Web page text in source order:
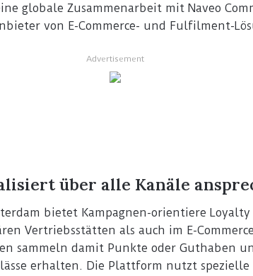
globale Zusammenarbeit mit Naveo
von E-Commerce- und Fulfilment-
Advertisement
über alle Kanäle
bietet Kampagnen-orientiere Loyalty
Vertriebsstätten als auch im E-
sammeln damit Punkte oder Guthaben
erhalten. Die Plattform nutzt